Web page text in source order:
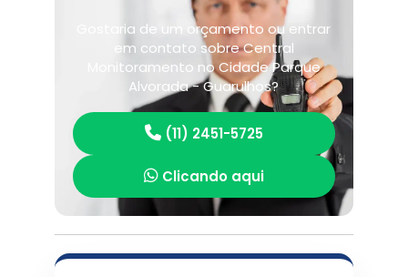
Gostaria de um orçamento ou entrar
em contato sobre Central
Monitoramento no Cidade Parque
Alvorada - Guarulhos?
(11) 2451-5725
Clicando aqui